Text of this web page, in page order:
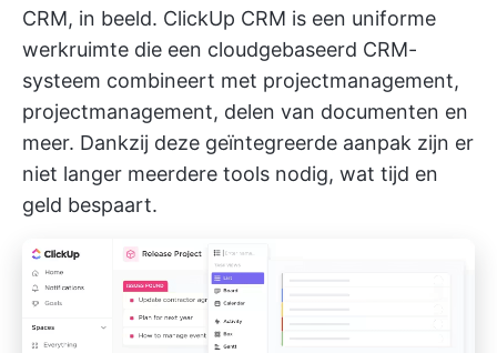
CRM, in beeld. ClickUp CRM is een uniforme
werkruimte die een cloudgebaseerd CRM-
systeem combineert met projectmanagement,
projectmanagement, delen van documenten en
meer. Dankzij deze geïntegreerde aanpak zijn er
niet langer meerdere tools nodig, wat tijd en
geld bespaart.